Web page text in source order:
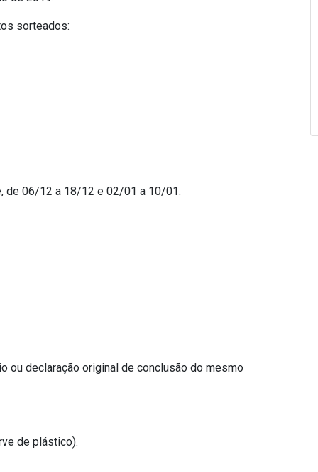
sorteados:
de 06/12 a 18/12 e 02/01 a 10/01.
ou declaração original de conclusão do mesmo
de plástico).